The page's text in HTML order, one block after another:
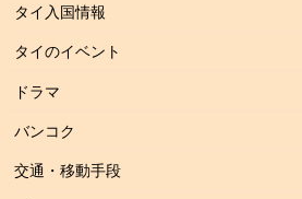
タイ入国情報
タイのイベント
ドラマ
バンコク
交通・移動手段